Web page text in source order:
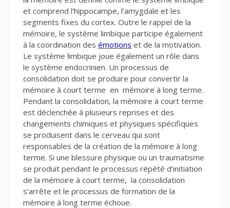
et comprend l’hippocampe, l’amygdale et les
segments fixes du cortex. Outre le rappel de la
mémoire, le système limbique participe également
à la coordination des émotions et de la motivation.
Le système limbique joue également un rôle dans
le système endocrinien. Un processus de
consolidation doit se produire pour convertir la
mémoire à court terme en mémoire à long terme.
Pendant la consolidation, la mémoire à court terme
est déclenchée à plusieurs reprises et des
changements chimiques et physiques spécifiques
se produisent dans le cerveau qui sont
responsables de la création de la mémoire à long
terme. Si une blessure physique ou un traumatisme
se produit pendant le processus répété d’initiation
de la mémoire à court terme, la consolidation
s’arrête et le processus de formation de la
mémoire à long terme échoue.